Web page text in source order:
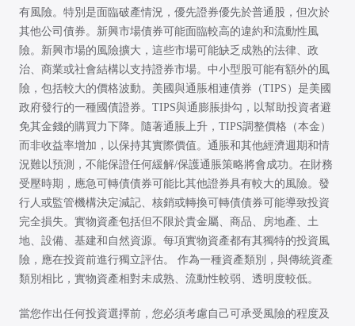
有風險。特別是面臨破產情況，優先證券優先於普通股，但次於
其他公司債券。新興市場債券可能面臨較高的違約和流動性風
險。新興市場的風險擴大，這些市場可能缺乏成熟的法律、政
治、商業或社會結構以支持證券市場。中小型股可能有額外的風
險，包括較大的價格波動。美國與通脹相連債券（TIPS）是美國
政府發行的一種國債證券。TIPS與通膨脹掛勾，以幫助投資者避
免其金錢的購買力下降。隨著通脹上升，TIPS調整價格（本金）
而非收益率增加，以保持其實際價值。通脹和其他經濟週期和情
況難以預測，不能保證任何緩解/保護通脹策略將會成功。在財務
受壓時期，應急可轉債債券可能比其他證券具有較大的風險。發
行人或監管機構決定減記、核銷或轉換可轉債債券可能導致投資
完全損失。實物資產包括但不限於貴金屬、商品、房地產、土
地、設備、基建和自然資源。每項實物資產都有其獨特的投資風
險，應在投資前進行獨立評估。 作為一種資產類別，與傳統資產
類別相比，實物資產相對未成熟、流動性較弱、透明度較低。
當您作出任何投資選擇前，您必須考慮自己可承受風險的程度及